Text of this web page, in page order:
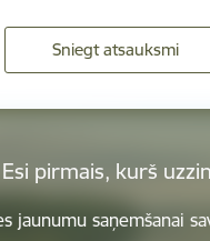
Sniegt atsauksmi
Esi pirmais, kurš
jaunumu saņemšanai